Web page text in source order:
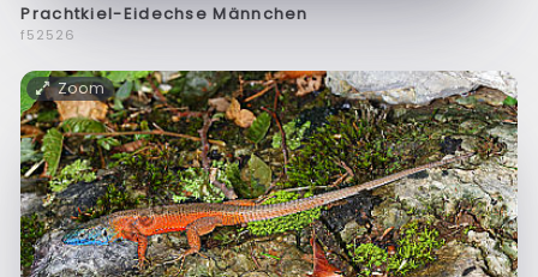
Prachtkiel-Eidechse Männchen
f52526
Zoom